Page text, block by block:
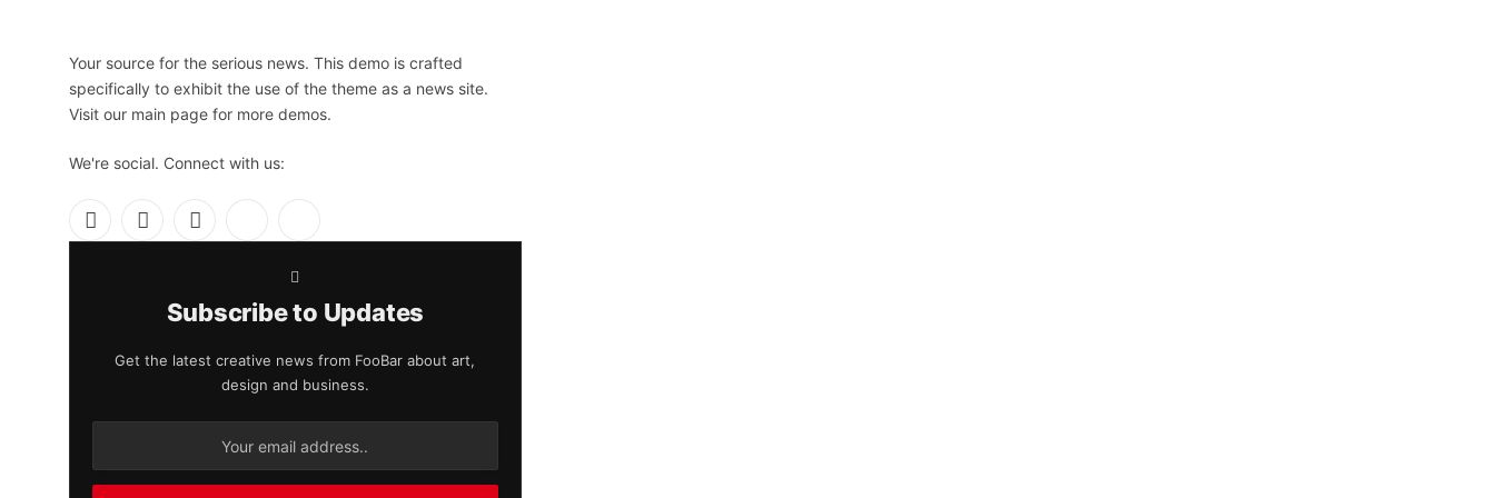
Your source for the serious news. This demo is crafted
specifically to exhibit the use of the theme as a news site.
Visit our main page for more demos.
We're social. Connect with us:
Facebook
X
Instagram
Subscribe to Updates
Get the latest creative news from FooBar about art,
design and business.